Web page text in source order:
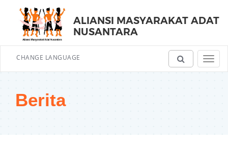
ALIANSI MASYARAKAT ADAT
NUSANTARA
CHANGE LANGUAGE
Berita